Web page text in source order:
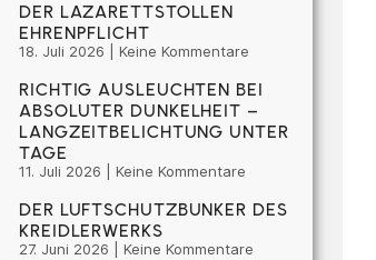
DER LAZARETTSTOLLEN
EHRENPFLICHT
18. Juli 2026 Keine Kommentare
RICHTIG AUSLEUCHTEN BEI
ABSOLUTER DUNKELHEIT –
LANGZEITBELICHTUNG UNTER
TAGE
11. Juli 2026 Keine Kommentare
DER LUFTSCHUTZBUNKER DES
KREIDLERWERKS
27. Juni 2026 Keine Kommentare